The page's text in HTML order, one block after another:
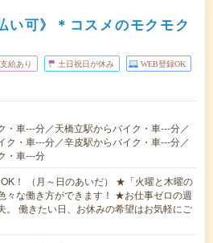
い可》＊コスメのモクモク
給あり 土日祝日が休み WEB登録OK
・車---分／天橋立駅からバイク・車---分／
ク・車---分／辛皮駅からバイク・車---分／
・車---分
！ （月～日のあいだ） ★「火曜と木曜の
々な働き方ができます！ ★お仕事ゼロの週
。 働きたい日、お休みの希望はお気軽にご